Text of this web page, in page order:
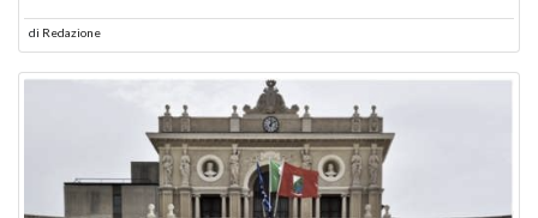
di Redazione